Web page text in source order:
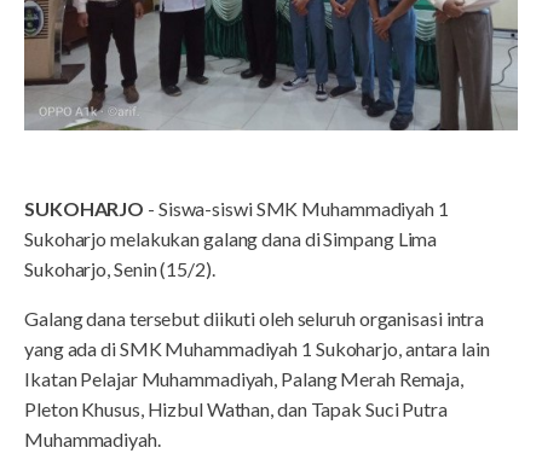
SUKOHARJO - Siswa-siswi SMK Muhammadiyah 1
Sukoharjo melakukan galang dana di Simpang Lima
Sukoharjo, Senin (15/2).
Galang dana tersebut diikuti oleh seluruh organisasi intra
yang ada di SMK Muhammadiyah 1 Sukoharjo, antara lain
Ikatan Pelajar Muhammadiyah, Palang Merah Remaja,
Pleton Khusus, Hizbul Wathan, dan Tapak Suci Putra
Muhammadiyah.